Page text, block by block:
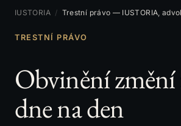
IUSTORIA / Trestní právo — IUSTORIA,
TRESTNÍ PRÁVO
Obvinění změní
dne na den